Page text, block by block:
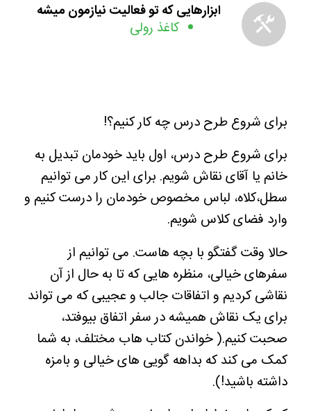
ابزارهایی که تو فعالیت نیازمون میشه
کاغذ رولی
برای شروع طرح درس چه کار کنیم؟!
برای شروع طرح درس، اول باید خودمان تبدیل به
خانم یا آقای نقاش شویم. برای این کار می توانیم
سطل،کلاه، لباس مخصوص خودمان را درست کنیم و
وارد فضای کلاس شویم.
حالا وقت گفتگو با بچه هاست. می توانیم از
سفرهای خیالی، منظره هایی که تا به حال از آن
نقاشی کردیم و اتفاقات جالب و عجیبی که می تواند
برای یک نقاش همیشه در سفر اتفاق بیوفتد،
صحبت کنیم.( خواندن کتاب هاب مختلف، به شما
کمک می کند که بداهه گویی های خیالی و بامزه
داشته باشید!).